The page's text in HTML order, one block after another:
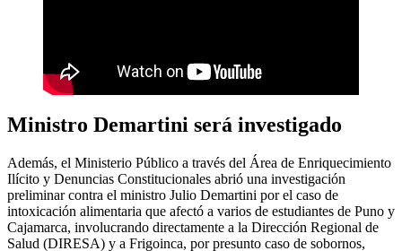
Ministro Demartini será investigado
Además, el Ministerio Público a través del Área de Enriquecimiento
Ilícito y Denuncias Constitucionales abrió una investigación
preliminar contra el ministro Julio Demartini por el caso de
intoxicación alimentaria que afectó a varios de estudiantes de Puno y
Cajamarca, involucrando directamente a la Dirección Regional de
Salud (DIRESA) y a Frigoinca, por presunto caso de sobornos,